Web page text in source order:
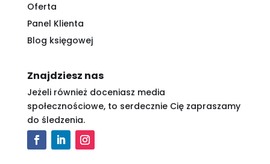
Oferta
Panel Klienta
Blog księgowej
Znajdziesz nas
Jeżeli również doceniasz media
społecznościowe, to serdecznie Cię zapraszamy
do śledzenia.